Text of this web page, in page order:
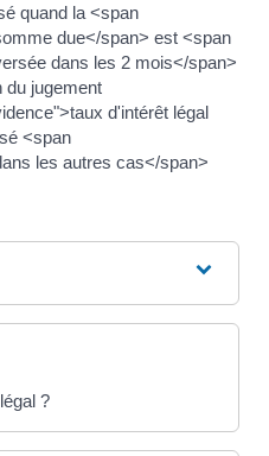
quand la <span
due</span> est <span
dans les 2 mois</span>
du jugement
d'intérêt légal
<span
les autres cas</span>
?